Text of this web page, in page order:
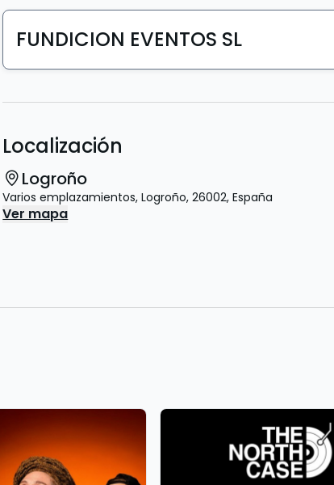
FUNDICION EVENTOS SL
Localización
Logroño
Varios emplazamientos, Logroño, 26002, España
Ver mapa